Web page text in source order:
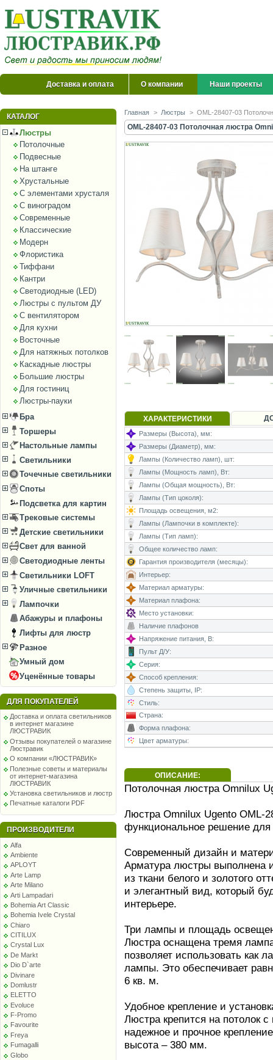
Доставка и оплата О компании Наши проекты
КАТАЛОГ
Люстры
Потолочные
Подвесные
На штанге
Хрустальные
С элементами хрусталя
С виноградом
Современные
Классические
Модерн
Флористика
Тиффани
Кантри
Светодиодные (LED)
Люстры с пультом ДУ
С вентилятором
Для кухни
Восточные
Для натяжных потолков
Каскадные люстры
Большие люстры
Для гостиниц
Люстры-пауки
Бра
Торшеры
Настольные лампы
Светильники
Точечные светильники
Споты
Подсветка для картин
Трековые системы
Детские светильники
Свет для ванной
Светодиодные ленты
Светильники LOFT
Уличные светильники
Лампочки
Абажуры и плафоны
Лифты для люстр
Разное
Умный дом
Уценённые товары
ДЛЯ ПОКУПАТЕЛЕЙ
Доставка и оплата светильников
в интернет магазине
ЛЮСТРАВИК
Отзывы покупателей о магазине
Люстравик
О компании «ЛЮСТРАВИК»
Полезные советы и материалы
от интернет-магазина
ЛЮСТРАВИК
Установка светильников и люстр
Печатные каталоги PDF
ПРОИЗВОДИТЕЛИ
Alfa
Ambiente
APLOYT
Arte Lamp
Arte Milano
Arti Lampadari
Bohemia Art Classic
Bohemia Ivele Crystal
Chiaro
CITILUX
Crystal Lux
De Markt
Dio D`arte
Divinare
Domlustr
ELETTO
Evoluce
F-Promo
Favourite
Freya
Fumagalli
Globo
Главная > Люстры > OML-28407-03
OML-28407-03 Потолочная люстра
ХАРАКТЕРИСТИКИ
Размеры (Высота), мм:
Размеры (Диаметр), мм:
Лампы (Количество ламп), шт:
Лампы (Мощность ламп), Вт:
Лампы (Общая мощность), Вт:
Лампы (Тип цоколя):
Площадь освещения, м2:
Лампы (Лампочки в комплекте):
Лампы (Тип ламп):
Общее количество ламп:
Гарантия производителя (месяцы):
Интерьер:
Материал арматуры:
Материал плафона:
Место установки:
Наличие плафонов
Напряжение питания, В:
Пульт Д/У:
Серия:
Способ крепления:
Степень защиты, IP:
Стиль:
Страна:
Форма плафона:
Цвет арматуры:
ОПИСАНИЕ:
Потолочная люстра Omnilux
Люстра Omnilux Ugento OML-
функциональное решение
Современный дизайн и
Арматура люстры выполнена
из ткани белого и золотого
и элегантный вид, который
интерьере.
Три лампы и площадь
Люстра оснащена тремя
позволяет использовать как
лампы. Это обеспечивает
6 кв. м.
Удобное крепление и
Люстра крепится на потолок
надежное и прочное
высота – 380 мм.